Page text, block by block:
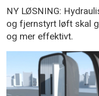
NY LØSNING:
og fjernstyrt løft skal
og mer effektivt.